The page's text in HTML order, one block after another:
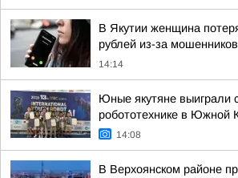
В Якутии женщина
рублей из-за мошенников
14:14
Юные якутяне выиграли
робототехнике в Южной
14:08
В Верхоянском районе